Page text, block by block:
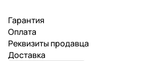
Гарантия
Оплата
Реквизиты продавца
Доставка